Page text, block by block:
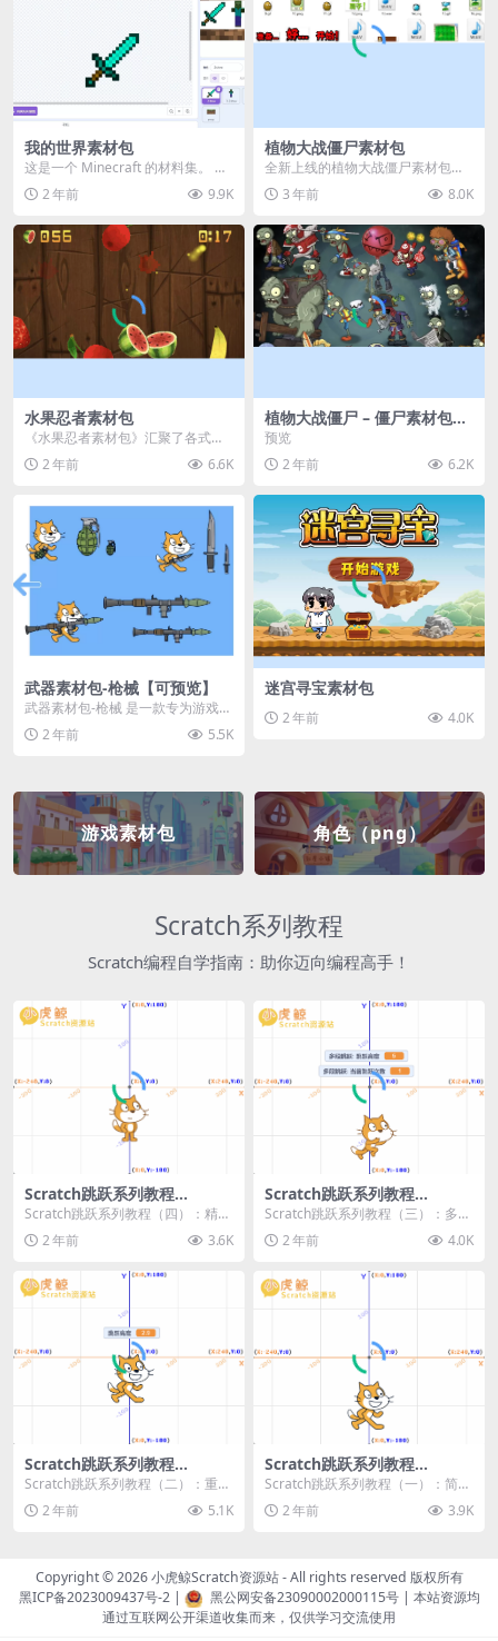
我的世界素材包
这是一个 Minecraft 的材料集。 操
作方法如下： 工具 → 右箭头 怪物...
2 年前 9.9K
植物大战僵尸素材包
全新上线的植物大战僵尸素材包，
内含48个精选资源，涵盖角色、场
景、音效等多样内容...
3 年前 8.0K
水果忍者素材包
《水果忍者素材包》汇聚了各式鲜
美诱人的水果图像与清脆悦耳的切
割音效，专为追求极致...
2 年前 6.6K
植物大战僵尸 – 僵尸素材包
【可预览】
预览
2 年前
6.2K
武器素材包-枪械【可预览】
武器素材包-枪械 是一款专为游戏开
发者和创作者设计的素材包，包含
多种高质量的枪械...
2 年前 5.5K
迷宫寻宝素材包
2 年前 4.0K
游戏素材包 角色（png）
Scratch系列教程
Scratch编程自学指南：助你迈向编程高手！
Scratch跳跃系列教程
（四）：精准着陆
Scratch跳跃系列教程（四）：精准
着陆 作者：小虎鲸Scratch资源站
... 2 年前 3.6K
Scratch跳跃系列教程
（三）：多段跳跃
Scratch跳跃系列教程（三）：多段
跳跃 作者：小虎鲸Scratch资源站
连...2 年前 4.0K
Scratch跳跃系列教程
（二）：重力跳跃
Scratch跳跃系列教程（二）：重力
跳跃 作者：小虎鲸Scratch资源站
按...2 年前 5.1K
Scratch跳跃系列教程
（一）：简单跳跃
Scratch跳跃系列教程（一）：简单
跳跃 作者：小虎鲸Scratch资源站
按...2 年前 3.9K
Copyright © 2026小虎鲸Scratch资源站- All rights reserved 版权所有
黑ICP备2023009437号-2| 黑公网安备23090002000115号| 本站资源均
通过互联网公开渠道收集而来，仅供学习交流使用